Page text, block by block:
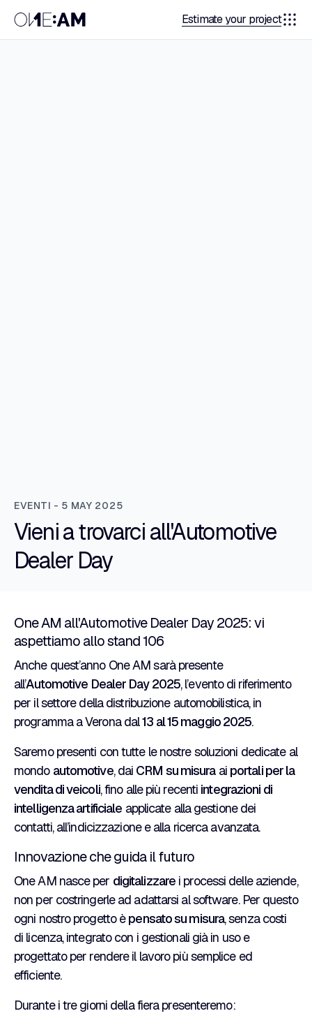
Estimate your project
EVENTI - 5 MAY 2025
Vieni a trovarci all'Automotive
Dealer Day
One AM all'Automotive Dealer Day 2025: vi
aspettiamo allo stand 106
Anche quest’anno One AM sarà presente
all’Automotive Dealer Day 2025, l’evento di riferimento
per il settore della distribuzione automobilistica, in
programma a Verona dal13 al 15 maggio 2025.
Saremo presenti con tutte le nostre soluzioni dedicate al
mondo automotive, dai CRM su misuraai portali per la
vendita di veicoli, fino alle più recenti integrazioni di
intelligenza artificiale applicate alla gestione dei
contatti, all’indicizzazione e alla ricerca avanzata.
Innovazione che guida il futuro
One AM nasce per digitalizzare i processi delle aziende,
non per costringerle ad adattarsi al software. Per questo
ogni nostro progetto èpensato su misura, senza costi
di licenza, integrato con i gestionali già in uso e
progettato per rendere il lavoro più semplice ed
efficiente.
Durante i tre giorni della fiera presenteremo: